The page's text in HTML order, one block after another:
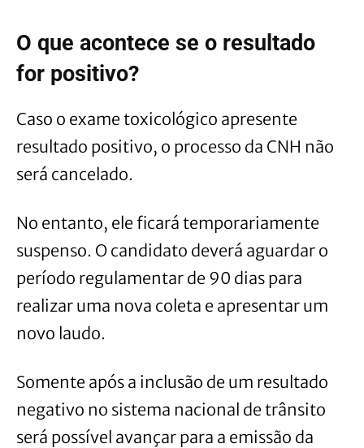
O que acontece se o resultado
for positivo?
Caso o exame toxicológico apresente
resultado positivo, o processo da CNH não
será cancelado.
No entanto, ele ficará temporariamente
suspenso. O candidato deverá aguardar o
período regulamentar de 90 dias para
realizar uma nova coleta e apresentar um
novo laudo.
Somente após a inclusão de um resultado
negativo no sistema nacional de trânsito
será possível avançar para a emissão da